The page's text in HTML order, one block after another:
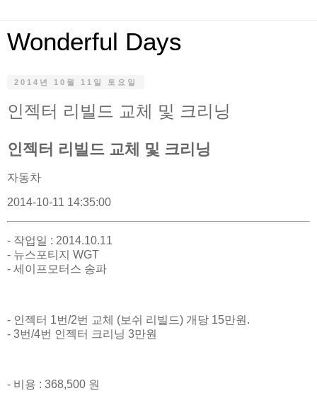
Wonderful Days
2014년 10월 11일 토요일
인젝터 리빌드 교체 및 크리닝
인젝터 리빌드 교체 및 크리닝
자동차
2014-10-11 14:35:00
- 작업일 : 2014.10.11
- 뉴스포티지 WGT
- 세이프모터스 송파
- 인젝터 1번/2번 교체 (보쉬 리빌드) 개당 15만원.
- 3번/4번 인젝터 크리닝 3만원
- 비용 : 368,500 원